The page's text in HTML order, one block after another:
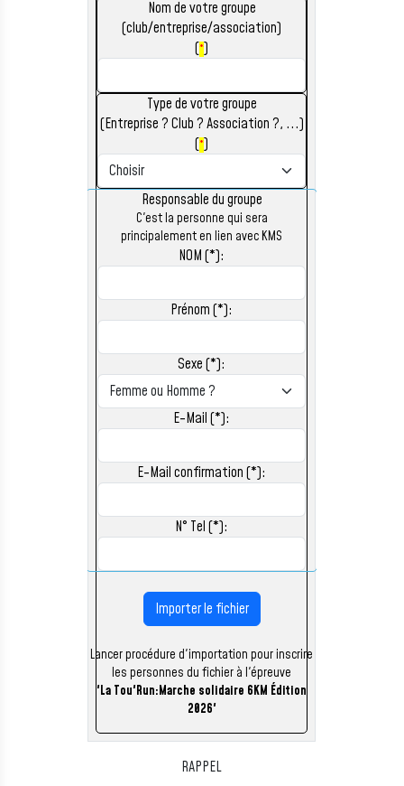
Nom de votre groupe
(club/entreprise/association)
(*)
Type de votre groupe
(Entreprise ? Club ? Association ?, ...)
(*)
Responsable du groupe
C'est la personne qui sera
principalement en lien avec KMS
NOM (*):
Prénom (*):
Sexe (*):
E-Mail (*):
E-Mail confirmation (*):
N° Tel (*):
Importer le fichier
Lancer procédure d'importation pour inscrire
les personnes du fichier à l'épreuve
'La Tou'Run:Marche solidaire 6KM Édition
2026'
RAPPEL